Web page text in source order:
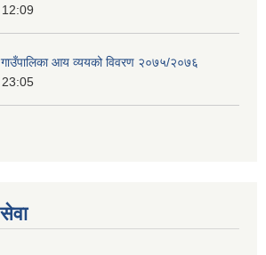
आय व्ययको विवरण २०७५/२०७६